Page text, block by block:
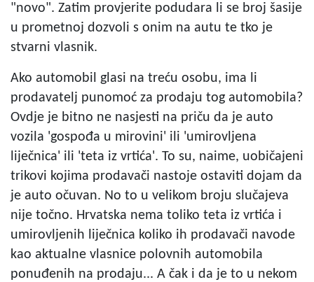
"novo". Zatim provjerite podudara li se broj šasije
u prometnoj dozvoli s onim na autu te tko je
stvarni vlasnik.
Ako automobil glasi na treću osobu, ima li
prodavatelj punomoć za prodaju tog automobila?
Ovdje je bitno ne nasjesti na priču da je auto
vozila 'gospođa u mirovini' ili 'umirovljena
liječnica' ili 'teta iz vrtića'. To su, naime, uobičajeni
trikovi kojima prodavači nastoje ostaviti dojam da
je auto očuvan. No to u velikom broju slučajeva
nije točno. Hrvatska nema toliko teta iz vrtića i
umirovljenih liječnica koliko ih prodavači navode
kao aktualne vlasnice polovnih automobila
ponuđenih na prodaju... A čak i da je to u nekom